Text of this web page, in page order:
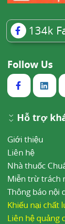
134k
Follow Us
Hỗ trợ
Giới thiệu
Liên hệ
Nhà thuốc
Miễn trừ trách
Thông báo nội
Khiếu nại chất
Liên hệ quảng